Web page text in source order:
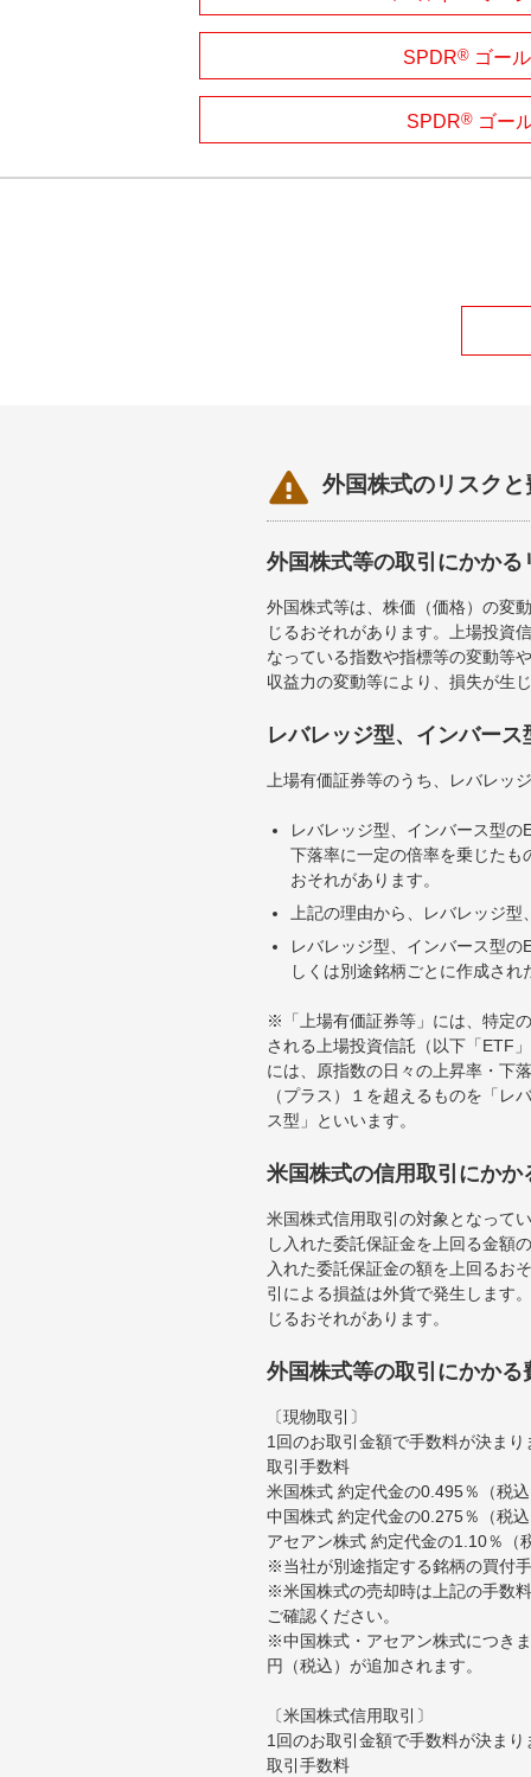
SPDR®ゴー
SPDR® ゴー
 外国株式のリスク
外国株式等の取引にかかる
外国株式等は、株価（価格）の変
じるおそれがあります。上場投資
なっている指数や指標等の変動等
収益力の変動等により、損失が生
レバレッジ型、インバー
上場有価証券等のうち、レバレ
レバレッジ型、インバース型
下落率に一定の倍率を乗じた
おそれがあります。
上記の理由から、レバレッジ
レバレッジ型、インバース型
しくは別途銘柄ごとに作成さ
※「上場有価証券等」には、特定
される上場投資信託（以下「ETF
には、原指数の日々の上昇率・下
（プラス）１を超えるものを「
ス型」といいます。
米国株式の信用取引にかか
米国株式信用取引の対象となって
し入れた委託保証金を上回る金額
入れた委託保証金の額を上回るお
引による損益は外貨で発生します
じるおそれがあります。
外国株式等の取引にかかる
〔現物取引〕
1回のお取引金額で手数料が決まり
取引手数料
米国株式 約定代金の0.495％（税
中国株式 約定代金の0.275％（税
アセアン株式 約定代金の1.10％（
※当社が別途指定する銘柄の買付
※米国株式の売却時は上記の手数
ご確認ください。
※中国株式・アセアン株式につき
円（税込）が追加されます。
〔米国株式信用取引〕
1回のお取引金額で手数料が決まり
取引手数料